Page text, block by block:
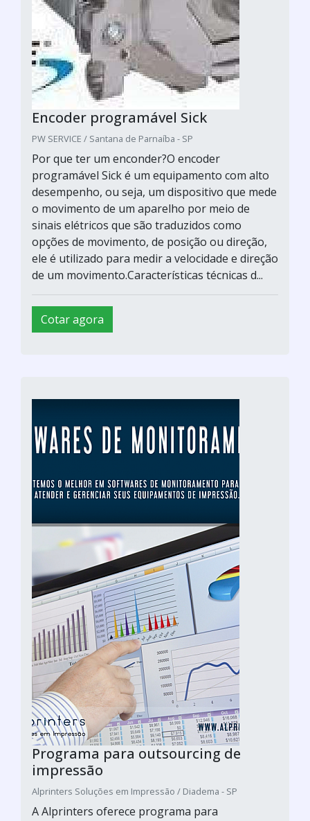
Encoder programável Sick
PW SERVICE / Santana de Parnaíba - SP
Por que ter um enconder?O encoder
programável Sick é um equipamento com alto
desempenho, ou seja, um dispositivo que mede
o movimento de um aparelho por meio de
sinais elétricos que são traduzidos como
opções de movimento, de posição ou direção,
ele é utilizado para medir a velocidade e direção
de um movimento.Características técnicas d...
Cotar agora
Programa para outsourcing de
impressão
Alprinters Soluções em Impressão / Diadema - SP
A Alprinters oferece programa para